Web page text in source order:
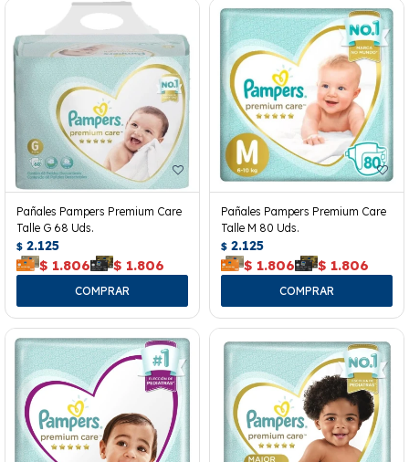
Pañales Pampers Premium Care
Talle G 68 Uds.
$ 2.125
$ 1.806 $ 1.806
Pañales Pampers Premium Care
Talle M 80 Uds.
$ 2.125
$ 1.806 $ 1.806